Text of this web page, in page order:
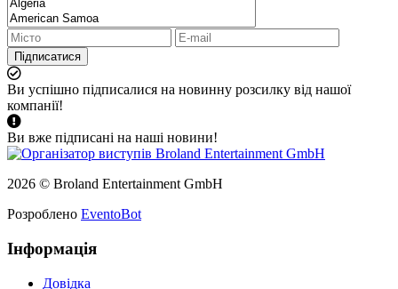
Підписатися
Ви успішно підписалися на новинну розсилку від нашої
компанії!
Ви вже підписані на наші новини!
2026 © Broland Entertainment GmbH
Розроблено EventoBot
Інформація
Довідка